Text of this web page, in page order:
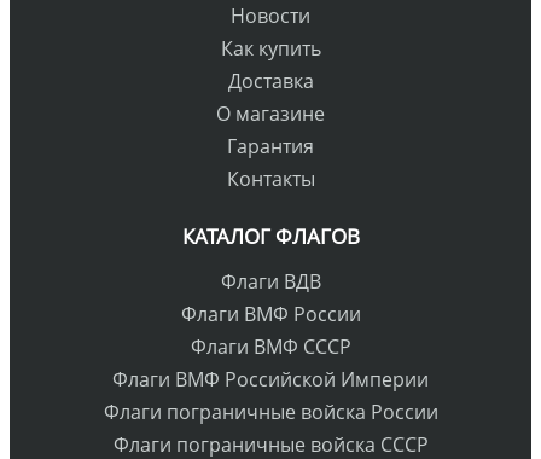
Новости
Как купить
Доставка
О магазине
Гарантия
Контакты
КАТАЛОГ ФЛАГОВ
Флаги ВДВ
Флаги ВМФ России
Флаги ВМФ СССР
Флаги ВМФ Российской Империи
Флаги пограничные войска России
Флаги пограничные войска СССР